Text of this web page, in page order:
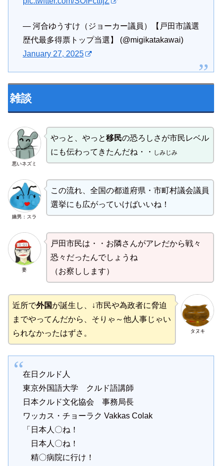
— 河合ゆうすけ（ジョーカー議員）【戸田市議選
歴代最多得票トップ当選】 (@migikatakawai)
January 27, 2025
雑談
悪いネズミ
やっと、やっと移民の恐ろしさが市民レベル
にも伝わってきたんだね・・ しみじみ
嫡男：スラ
この流れ、全国の都道府県・市町村議会議員
選挙にも広がっていけばいいね！
妻
戸田市民は・・お隣さんがアレだから戦々
恐々だったんでしょうね
（お察しします）
タヌキ
近所で外国が誕生し、↓市民や為政者に脅迫
までやってんだから、そりゃ～他人事じゃい
られなかったはずさ。
在日クルド人
東京外国語大学 クルド語講師
日本クルド文化協会 事務局長
ワッカス・チョーラク Vakkas Colak
「日本人〇ね！
日本人〇ね！
精〇病院に行け！